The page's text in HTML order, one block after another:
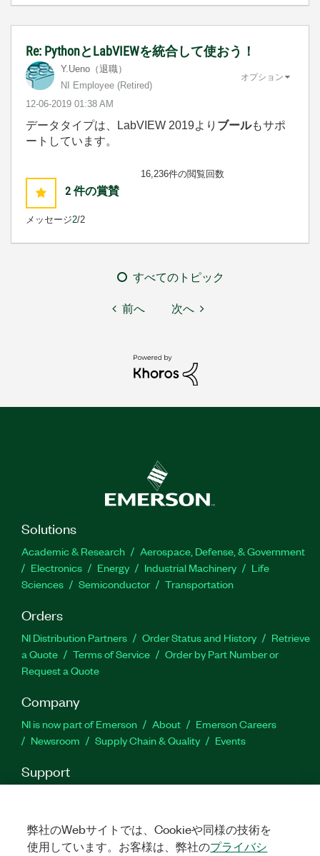
Re: PythonとLabVIEWを統合して使おう！
Y.Ueno（退職）
NI Employee (retired)
‎12-06-2019 01:38 AM
オプション
データタイプは、LabVIEW 2019より ブールもサポ
ートしています。
2 件の賞賛
メッセージ2/2
16,236件の閲覧回数
すべてのトピック
前へ 次へ
Solutions
Academic & Research
Aerospace, Defense, & Government
Electronics
Energy Industrial Machinery
Life
Sciences
Semiconductor Transportation
Orders
NI Distribution Partners Order Status and History
Retrieve
a Quote
Terms of Service
Order by Part Number or
Request a Quote
Company
NI is now part of Emerson About
Emerson Careers
Newsroom
Supply Chain & Quality Events
Support
Feedback
弊社のWebサイトでは、Cookieや同様の技術を
使用しています。お客様は、弊社のプライバシ